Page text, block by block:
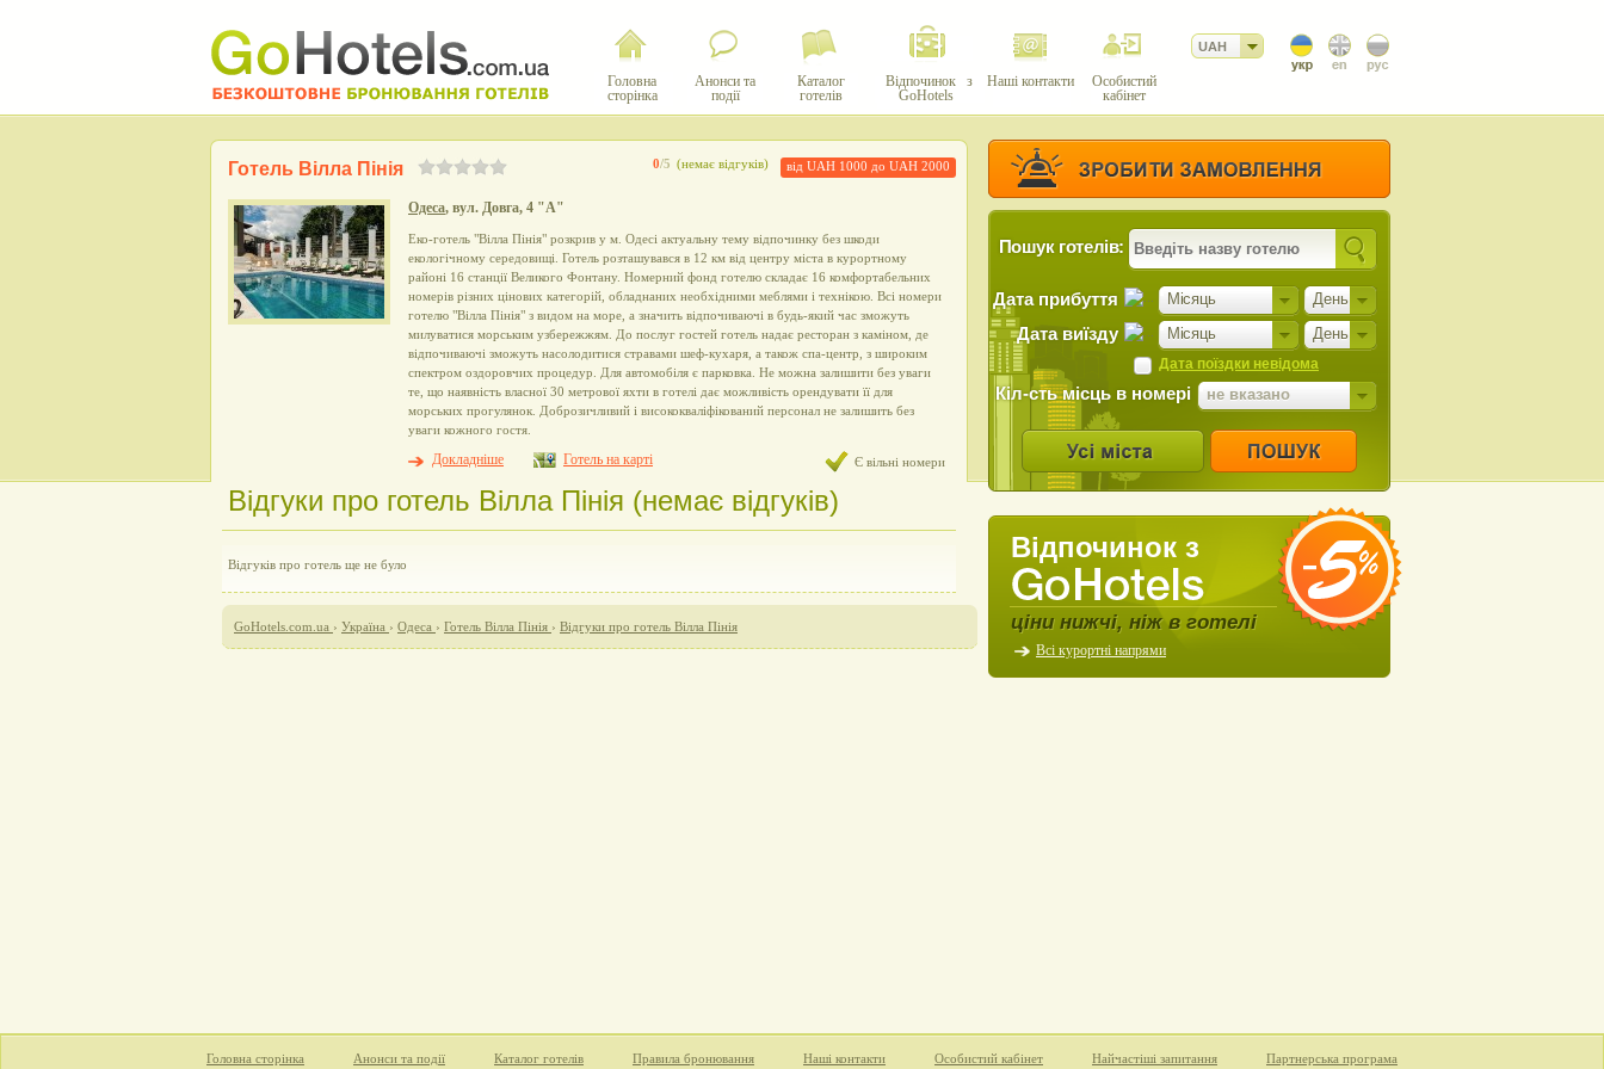
Головна
сторінка
Анонси та
події
Каталог
готелів
Відпочинок з
GoHotels
Наші контакти
Особистий
кабінет
UAH
0/5 (немає відгуків) від UAH 1000 до UAH 2000
Готель Вілла Пінія
Одеса, вул. Довга, 4 "А"
Еко-готель "Вілла Пінія" розкрив у м. Одесі актуальну тему відпочинку без шкоди
екологічному середовищі. Готель розташувався в 12 км від центру міста в курортному
районі 16 станції Великого Фонтану. Номерний фонд готелю складає 16 комфортабельних
номерів різних цінових категорій, обладнаних необхідними меблями і технікою. Всі номери
готелю "Вілла Пінія" з видом на море, а значить відпочиваючі в будь-який час зможуть
милуватися морським узбережжям. До послуг гостей готель надає ресторан з каміном, де
відпочиваючі зможуть насолодитися стравами шеф-кухаря, а також спа-центр, з широким
спектром оздоровчих процедур. Для автомобіля є парковка. Не можна залишити без уваги
те, що наявність власної 30 метрової яхти в готелі дає можливість орендувати її для
морських прогулянок. Доброзичливий і висококваліфікований персонал не залишить без
уваги кожного гостя.
Докладніше Готель на карті Є вільні номери
Відгуки про готель Вілла Пінія (немає відгуків)
Відгуків про готель ще не було
GoHotels.com.ua › Україна › Одеса › Готель Вілла Пінія › Відгуки про готель Вілла Пінія
Пошук готелів:
Місяць День
Дата прибуття
Місяць День
Дата виїзду
Дата поїздки невідома
Кіл-сть місць в номері не вказано
Відпочинок з
ціни нижчі, ніж в готелі
Всі курортні напрями
Головна сторінка Анонси та події Каталог готелів Правила бронювання Наші контакти Особистий кабінет Найчастіші запитання Партнерська програма